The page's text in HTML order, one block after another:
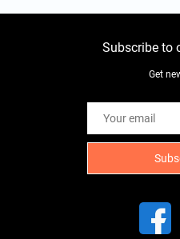
Subscribe to
Get